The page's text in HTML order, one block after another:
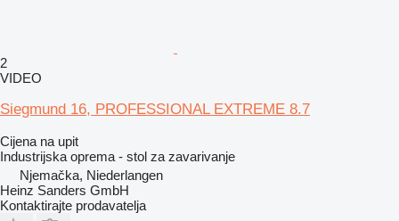
2
VIDEO
Siegmund 16, PROFESSIONAL EXTREME 8.7
Cijena na upit
Industrijska oprema - stol za zavarivanje
Njemačka, Niederlangen
Heinz Sanders GmbH
Kontaktirajte prodavatelja